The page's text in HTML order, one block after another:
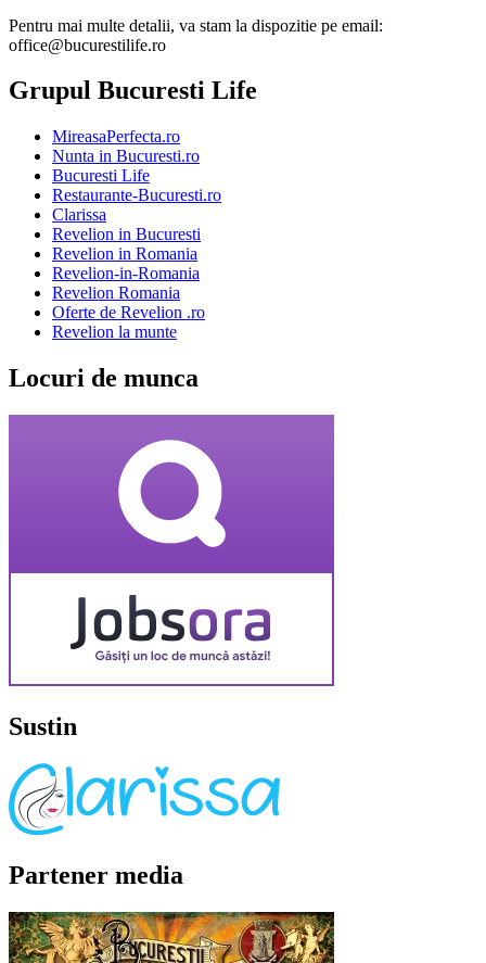
Pentru mai multe detalii, va stam la dispozitie pe email:
office@bucurestilife.ro
Grupul Bucuresti Life
MireasaPerfecta.ro
Nunta in Bucuresti.ro
Bucuresti Life
Restaurante-Bucuresti.ro
Clarissa
Revelion in Bucuresti
Revelion in Romania
Revelion-in-Romania
Revelion Romania
Oferte de Revelion .ro
Revelion la munte
Locuri de munca
Sustin
Partener media